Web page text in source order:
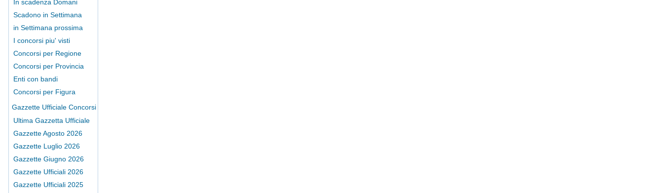
In scadenza Domani
Scadono in Settimana
in Settimana prossima
I concorsi piu' visti
Concorsi per Regione
Concorsi per Provincia
Enti con bandi
Concorsi per Figura
Gazzette Ufficiale Concorsi
Ultima Gazzetta Ufficiale
Gazzette Agosto 2026
Gazzette Luglio 2026
Gazzette Giugno 2026
Gazzette Ufficiali 2026
Gazzette Ufficiali 2025